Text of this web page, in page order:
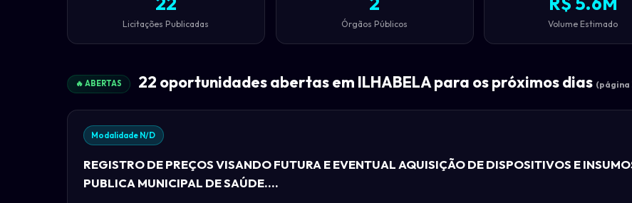
Licitações Publicadas Órgãos Públicos Volume Estimado
🔥 ABERTAS 22 oportunidades abertas em ILHABELA para os próximos dias (página
Modalidade N/D
REGISTRO DE PREÇOS VISANDO FUTURA E EVENTUAL AQUISIÇÃO DE DISPOSITIVOS E
PUBLICA MUNICIPAL DE SAÚDE....